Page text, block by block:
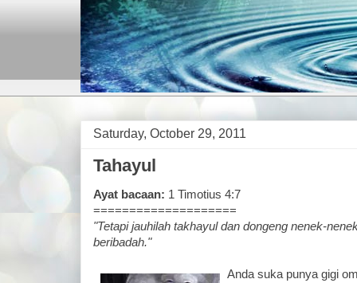
Saturday, October 29, 2011
Tahayul
Ayat bacaan: 1 Timotius 4:7
====================
"Tetapi jauhilah takhayul dan dongeng nenek-
beribadah."
Anda suka punya gigi